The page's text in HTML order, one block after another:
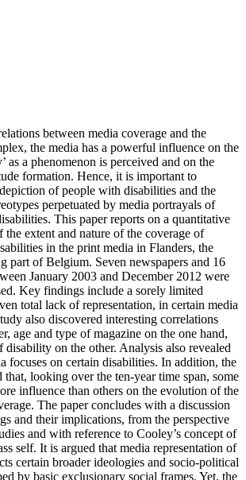
between media coverage and the
the media has a powerful influence on the
as a phenomenon is perceived and on the
formation. Hence, it is important to
of people with disabilities and the
perpetuated by media portrayals of
This paper reports on a quantitative
the extent and nature of the coverage of
in the print media in Flanders, the
part of Belgium. Seven newspapers and 16
January 2003 and December 2012 were
Key findings include a sorely limited
total lack of representation, in certain media
also discovered interesting correlations
age and type of magazine on the one hand,
disability on the other. Analysis also revealed
focuses on certain disabilities. In addition, the
that, looking over the ten-year time span, some
influence than others on the evolution of the
The paper concludes with a discussion
and their implications, from the perspective
and with reference to Cooley’s concept of
self. It is argued that media representation of
certain broader ideologies and socio-political
by basic exclusionary social frames. Yet, the